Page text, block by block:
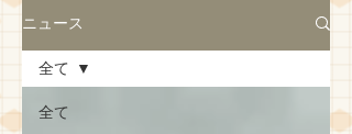
ニュース
全て
全て